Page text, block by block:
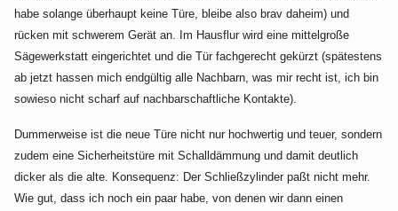
habe solange überhaupt keine Türe, bleibe also brav daheim) und
rücken mit schwerem Gerät an. Im Hausflur wird eine mittelgroße
Sägewerkstatt eingerichtet und die Tür fachgerecht gekürzt (spätestens
ab jetzt hassen mich endgültig alle Nachbarn, was mir recht ist, ich bin
sowieso nicht scharf auf nachbarschaftliche Kontakte).
Dummerweise ist die neue Türe nicht nur hochwertig und teuer, sondern
zudem eine Sicherheitstüre mit Schalldämmung und damit deutlich
dicker als die alte. Konsequenz: Der Schließzylinder paßt nicht mehr.
Wie gut, dass ich noch ein paar habe, von denen wir dann einen